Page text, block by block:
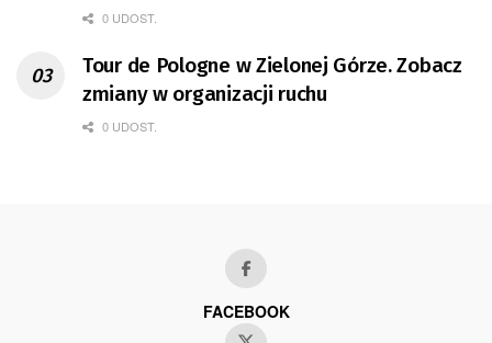
0 UDOST.
Tour de Pologne w Zielonej Górze. Zobacz
zmiany w organizacji ruchu
0 UDOST.
FACEBOOK